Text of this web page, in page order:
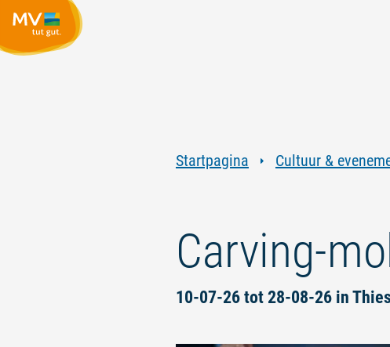
Startpagina Cultuur &
Carving-
10-07-26 tot 28-08-26 in